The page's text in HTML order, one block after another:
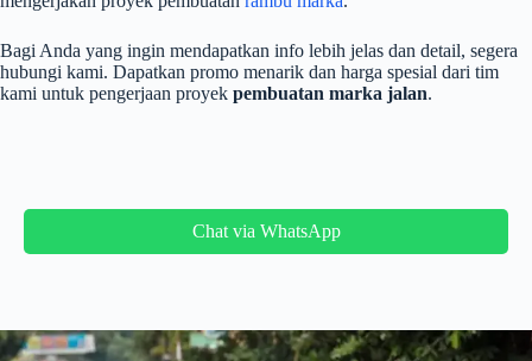
Bagi Anda yang ingin mendapatkan info lebih jelas dan detail, segera
hubungi kami. Dapatkan promo menarik dan harga spesial dari tim
kami untuk pengerjaan proyek pembuatan marka jalan.
Chat via WhatsApp